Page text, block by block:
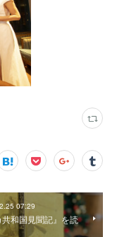
07:29
共和国見聞記』を読